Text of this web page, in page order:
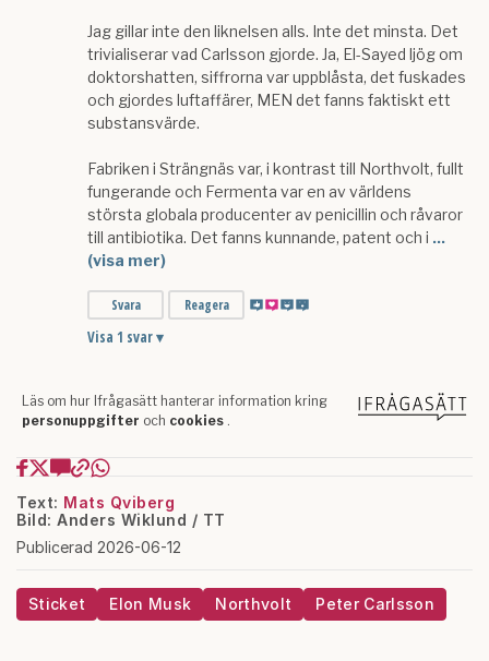
Text: Mats Qviberg
Bild: Anders Wiklund / TT
Publicerad 2026-06-12
Sticket Elon Musk Northvolt Peter Carlsson